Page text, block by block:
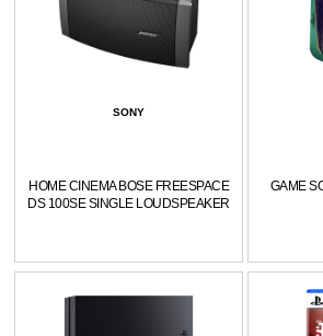
SONY
HOME CINEMA BOSE FREESPACE
DS 100SE SINGLE LOUDSPEAKER
GAME